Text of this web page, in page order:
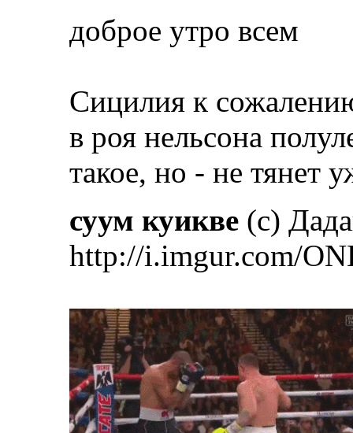
доброе утро всем
Сицилия к
в роя нельсона
такое, но - не тянет
суум куикве (с)
http://i.imgur.com/